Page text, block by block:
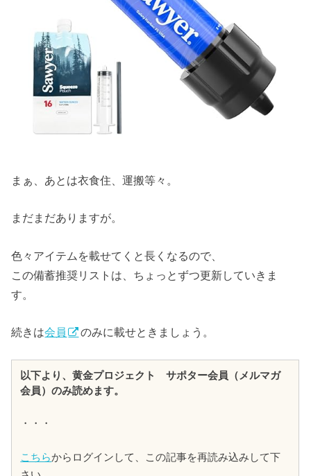
まぁ、あとは衣食住、運搬等々。
まだまだありますが。
色々アイテムを載せてくと長くなるので、
この備蓄推奨リストは、ちょっとずつ更新していきま
す。
続きは会員 のみに載せときましょう。
以下より、黄金プロジェクト サポター会員（メルマガ
会員）のみ読めます。
・・・
こちらからログインして、この記事を再読み込みして下